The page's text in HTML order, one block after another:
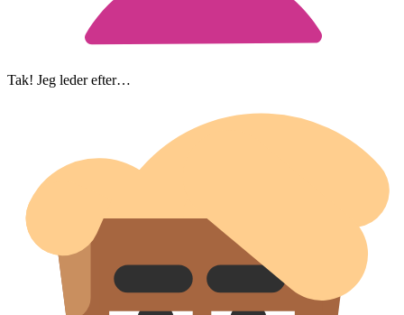
Tak! Jeg leder efter…